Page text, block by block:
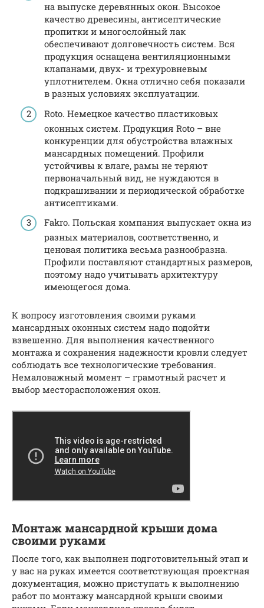
на выпуске деревянных окон. Высокое
качество древесины, антисептические
пропитки и многослойный лак
обеспечивают долговечность систем. Вся
продукция оснащена вентиляционными
клапанами, двух- и трехуровневым
уплотнителем. Окна отлично себя показали
в разных условиях эксплуатации.
Roto. Немецкое качество пластиковых
оконных систем. Продукция Roto – вне
конкуренции для обустройства влажных
мансардных помещений. Профили
устойчивы к влаге, рамы не теряют
первоначальный вид, не нуждаются в
подкрашивании и периодической обработке
антисептиками.
Fakro. Польская компания выпускает окна из
разных материалов, соответственно, и
ценовая политика весьма разнообразна.
Профили поставляют стандартных размеров,
поэтому надо учитывать архитектуру
имеющегося дома.
К вопросу изготовления своими руками
мансардных оконных систем надо подойти
взвешенно. Для выполнения качественного
монтажа и сохранения надежности кровли следует
соблюдать все технологические требования.
Немаловажный момент – грамотный расчет и
выбор месторасположения окон.
Монтаж мансардной крыши дома
своими руками
После того, как выполнен подготовительный этап и
у вас на руках имеется соответствующая проектная
документация, можно приступать к выполнению
работ по монтажу мансардной крыши своими